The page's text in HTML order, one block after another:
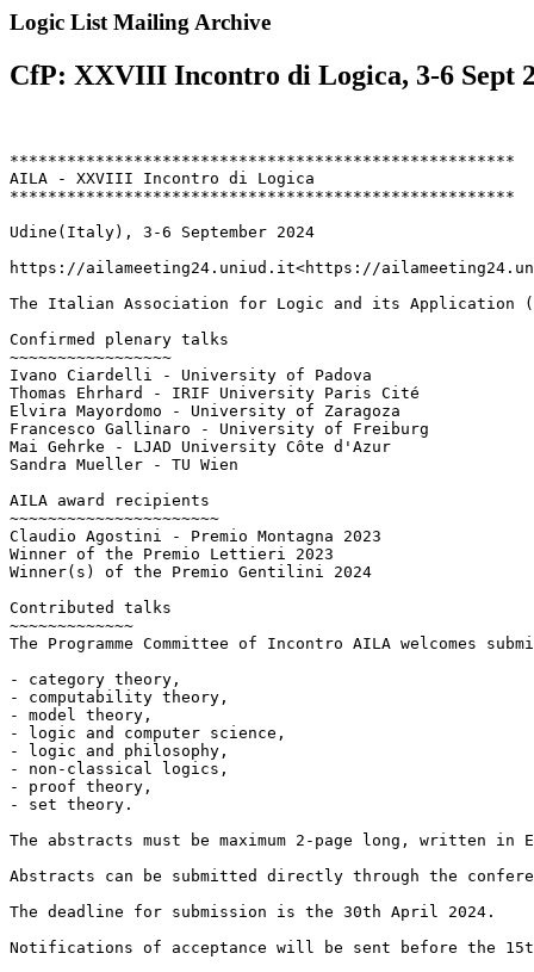
Logic List Mailing Archive
CfP: XXVIII Incontro di Logica, 3-6 Sept
*****************************************************
AILA - XXVIII Incontro di Logica
*****************************************************
Udine(Italy), 3-6 September 2024
https://ailameeting24.uniud.it<https://
The Italian Association for Logic and its Application
Confirmed plenary talks
~~~~~~~~~~~~~~~~~
Ivano Ciardelli - University of Padova
Thomas Ehrhard - IRIF University Paris Cité
Elvira Mayordomo - University of Zaragoza
Francesco Gallinaro - University of Freiburg
Mai Gehrke - LJAD University Côte d'Azur
Sandra Mueller - TU Wien
AILA award recipients
~~~~~~~~~~~~~~~~~~~~~~
Claudio Agostini - Premio Montagna 2023
Winner of the Premio Lettieri 2023
Winner(s) of the Premio Gentilini 2024
Contributed talks
~~~~~~~~~~~~~
The Programme Committee of Incontro AILA
- category theory,
- computability theory,
- model theory,
- logic and computer science,
- logic and philosophy,
- non-classical logics,
- proof theory,
- set theory.
The abstracts must be maximum 2-page long, written
Abstracts can be submitted directly through the
The deadline for submission is the 30th April 2024.
Notifications of acceptance will be sent before the